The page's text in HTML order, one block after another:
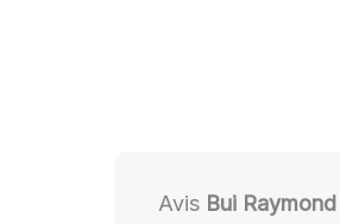
Avis Bui Raymond